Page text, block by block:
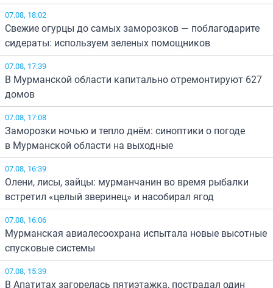
07.08, 18:02
Свежие огурцы до самых заморозков — поблагодарите
сидераты: используем зеленых помощников
07.08, 17:39
В Мурманской области капитально отремонтируют 627
домов
07.08, 17:08
Заморозки ночью и тепло днём: синоптики о погоде
в Мурманской области на выходные
07.08, 16:39
Олени, лисы, зайцы: мурманчанин во время рыбалки
встретил «целый зверинец» и насобирал ягод
07.08, 16:06
Мурманская авиалесоохрана испытала новые высотные
спусковые системы
07.08, 15:39
В Апатитах загорелась пятиэтажка, пострадал один